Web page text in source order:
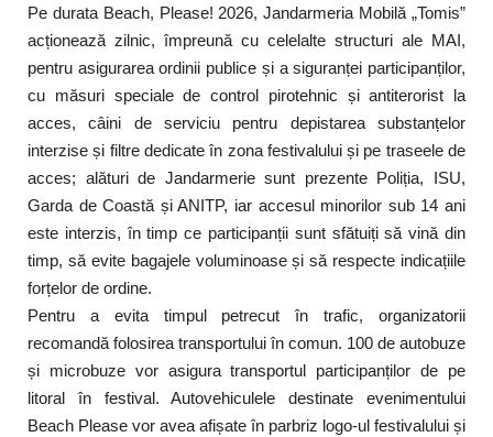
Pe durata Beach, Please! 2026, Jandarmeria Mobilă „Tomis”
acționează zilnic, împreună cu celelalte structuri ale MAI,
pentru asigurarea ordinii publice și a siguranței participanților,
cu măsuri speciale de control pirotehnic și antiterorist la
acces, câini de serviciu pentru depistarea substanțelor
interzise și filtre dedicate în zona festivalului și pe traseele de
acces; alături de Jandarmerie sunt prezente Poliția, ISU,
Garda de Coastă și ANITP, iar accesul minorilor sub 14 ani
este interzis, în timp ce participanții sunt sfătuiți să vină din
timp, să evite bagajele voluminoase și să respecte indicațiile
forțelor de ordine.
Pentru a evita timpul petrecut în trafic, organizatorii
recomandă folosirea transportului în comun. 100 de autobuze
și microbuze vor asigura transportul participanților de pe
litoral în festival. Autovehiculele destinate evenimentului
Beach Please vor avea afișate în parbriz logo-ul festivalului și